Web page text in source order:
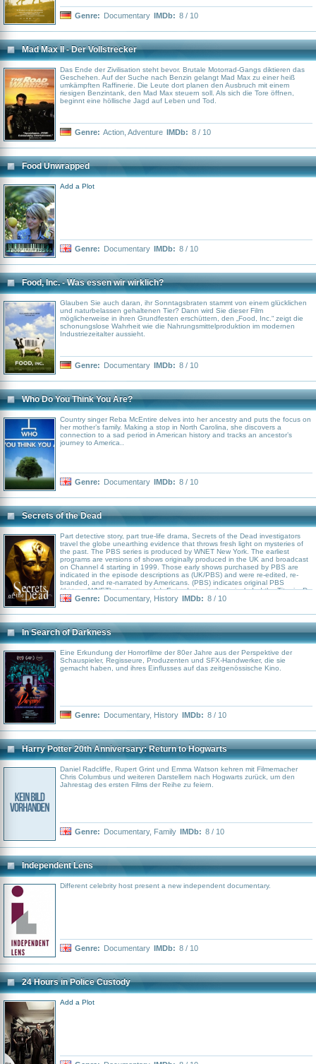
Genre: Documentary IMDb: 8 / 10
Mad Max II - Der Vollstrecker
Das Ende der Zivilisation steht bevor. Brutale Motorrad-Gangs diktieren das
Geschehen. Auf der Suche nach Benzin gelangt Mad Max zu einer heiß
umkämpften Raffinerie. Die Leute dort planen den Ausbruch mit einem
riesigen Benzintank, den Mad Max steuern soll. Als sich die Tore öffnen,
beginnt eine höllische Jagd auf Leben und Tod.
Genre: Action Adventure IMDb: 8 / 10
Food Unwrapped
Add a Plot
Genre: Documentary IMDb: 8 / 10
Food, Inc. - Was essen wir wirklich?
Glauben Sie auch daran, ihr Sonntagsbraten stammt von einem glücklichen
und naturbelassen gehaltenen Tier? Dann wird Sie dieser Film
möglicherweise in ihren Grundfesten erschüttern, den „Food, Inc.“ zeigt die
schonungslose Wahrheit wie die Nahrungsmittelproduktion im modernen
Industriezeitalter aussieht.
Genre: Documentary IMDb: 8 / 10
Who Do You Think You Are?
Country singer Reba McEntire delves into her ancestry and puts the focus on
her mother’s family. Making a stop in North Carolina, she discovers a
connection to a sad period in American history and tracks an ancestor’s
journey to America..
Genre: Documentary IMDb: 8 / 10
Secrets of the Dead
Part detective story, part true-life drama, Secrets of the Dead investigators
travel the globe unearthing evidence that throws fresh light on mysteries of
the past. The PBS series is produced by WNET New York. The earliest
programs are versions of shows originally produced in the UK and broadcast
on Channel 4 starting in 1999. Those early shows purchased by PBS are
indicated in the episode descriptions as (UK/PBS) and were re-edited, re-
branded, and re-narrated by Americans. (PBS) indicates original PBS
(thirteen/WNET) productions.\n\nEpisode topics have included the Titanic, D-
Day, the Shroud of Turin, the Salem Witch Trials, Blackbeard's lost ship, and
United States on May 15, 2000, airing four programs in three days. Despite
an irregular schedule, new episodes continue to air. Run time varies from
episode to episode but are edited to fit into an hour time slot for PBS.
Genre: Documentary, History IMDb: 8 / 10
In Search of Darkness
Eine Erkundung der Horrorfilme der 80er Jahre aus der Perspektive der
Schauspieler, Regisseure, Produzenten und SFX-Handwerker, die sie
gemacht haben, und ihres Einflusses auf das zeitgenössische Kino.
Genre: Documentary, History IMDb: 8 / 10
Harry Potter 20th Anniversary: Return to Hogwarts
Daniel Radcliffe, Rupert Grint und Emma Watson kehren mit Filmemacher
Chris Columbus und weiteren Darstellern nach Hogwarts zurück, um den
Jahrestag des ersten Films der Reihe zu feiern.
Genre: Documentary, Family IMDb: 8 / 10
Independent Lens
Different celebrity host present a new independent documentary.
Genre: Documentary IMDb: 8 / 10
24 Hours in Police Custody
Add a Plot